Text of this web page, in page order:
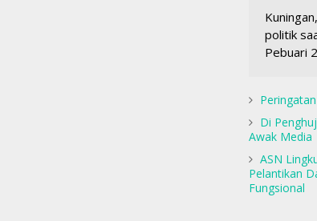
politik
Pebuari
Di
Awak Media
ASN
Pelantikan
Fungsional